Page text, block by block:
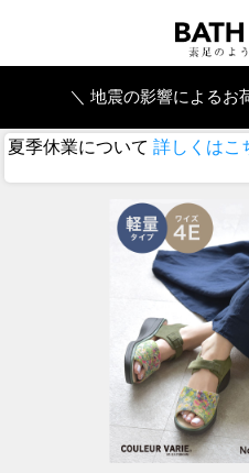
＼ 地震の影響によるお
夏季休業について 詳しくはこ